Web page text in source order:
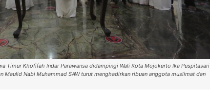
Timur Khofifah Indar Parawansa didampingi Wali Kota Mojokerto Ika Puspitasari
Maulid Nabi Muhammad SAW turut menghadirkan ribuan anggota muslimat dan